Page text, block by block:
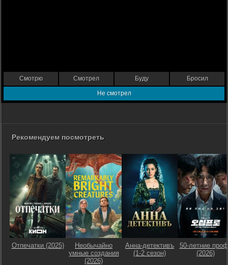
Смотрю Смотрел Буду Бросил
Не смотрел
Рекомендуем посмотреть
Отпечатки (2025)
Необычайно
умные создания
(2026)
Анна-детективъ
(1-2 сезон)
50-летние
(2026)